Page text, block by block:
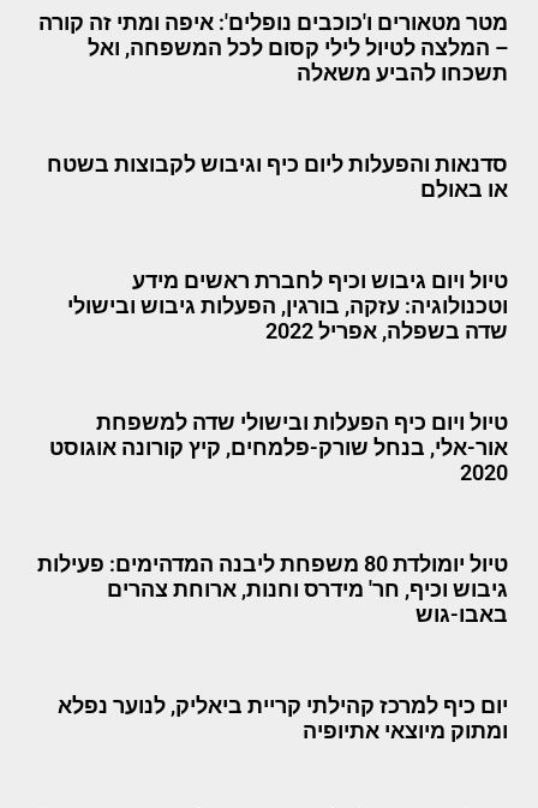
מטר מטאורים ו'כוכבים נופלים': איפה ומתי זה קורה
– המלצה לטיול לילי קסום לכל המשפחה, ואל
תשכחו להביע משאלה
סדנאות והפעלות ליום כיף וגיבוש לקבוצות בשטח
או באולם
טיול ויום גיבוש וכיף לחברת ראשים מידע
וטכנולוגיה: עזקה, בורגין, הפעלות גיבוש ובישולי
שדה בשפלה, אפריל 2022
טיול ויום כיף הפעלות ובישולי שדה למשפחת
אור-אלי, בנחל שורק-פלמחים, קיץ קורונה אוגוסט
2020
טיול יומולדת 80 משפחת ליבנה המדהימים: פעילות
גיבוש וכיף, חר' מידרס וחנות, ארוחת צהרים
באבו-גוש
יום כיף למרכז קהילתי קריית ביאליק, לנוער נפלא
ומתוק מיוצאי אתיופיה